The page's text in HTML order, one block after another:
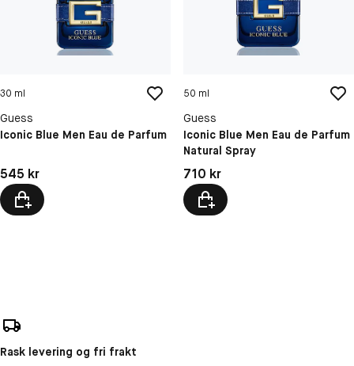
30 ml
Guess
Iconic Blue Men Eau de Parfum
Pris: 545 kr
545 kr
50 ml
Guess
Iconic Blue Men Eau de Parfum
Natural Spray
Pris: 710 kr
710 kr
Rask levering og fri frakt